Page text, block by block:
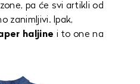
pa će svi artikli od
zanimljivi. Ipak,
haljine i to one na